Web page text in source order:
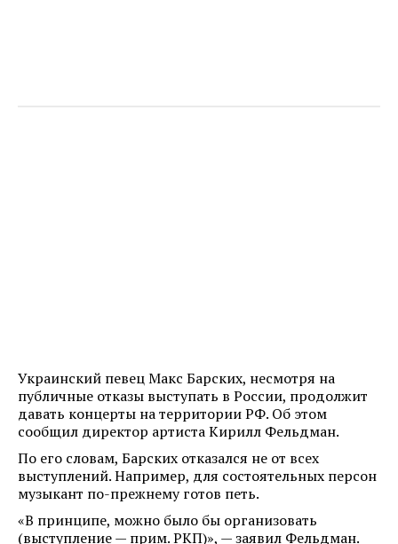
Украинский певец Макс Барских, несмотря на
публичные отказы выступать в России, продолжит
давать концерты на территории РФ. Об этом
сообщил директор артиста Кирилл Фельдман.
По его словам, Барских отказался не от всех
выступлений. Например, для состоятельных персон
музыкант по-прежнему готов петь.
«В принципе, можно было бы организовать
(выступление — прим. РКП)», — заявил Фельдман.